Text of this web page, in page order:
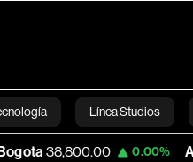
Línea Studios
English
0.00% Apple 309.75